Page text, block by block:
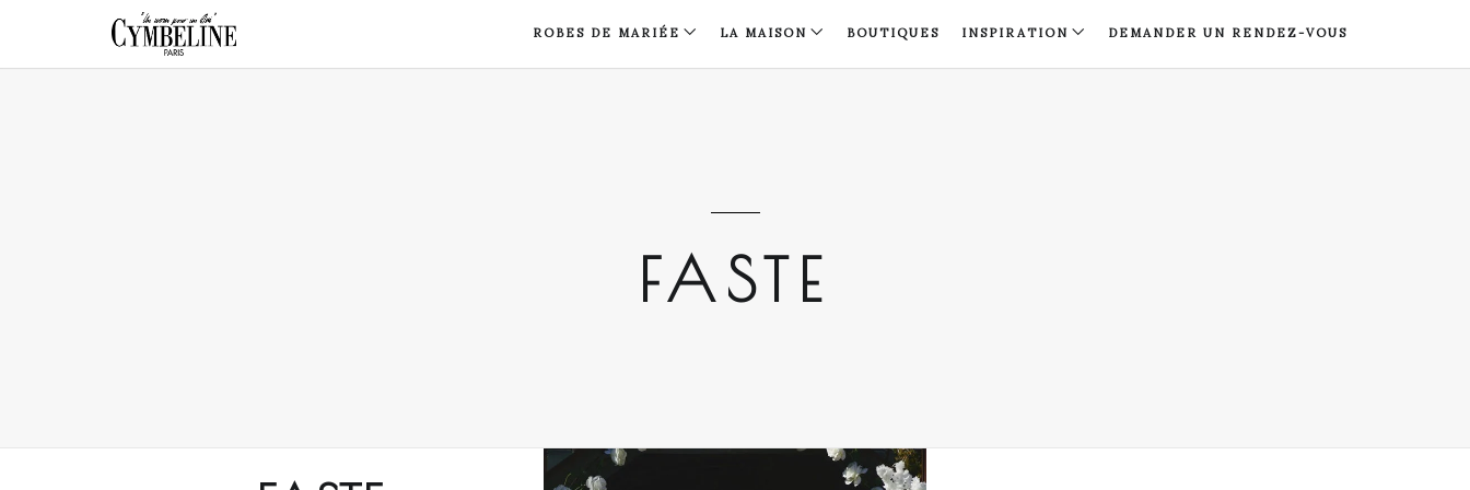
ROBES DE MARIÉE LA MAISON BOUTIQUES INSPIRATION DEMANDER UN RENDEZ-VOUS
FASTE